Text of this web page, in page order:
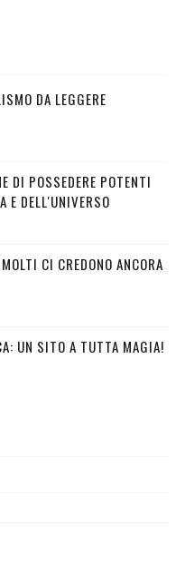
DA LEGGERE
DI POSSEDERE POTENTI
E DELL'UNIVERSO
CI CREDONO ANCORA
UN SITO A TUTTA MAGIA!